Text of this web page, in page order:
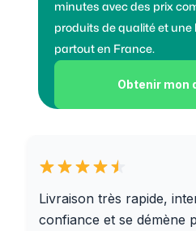
minutes avec des prix
produits de qualité et une
partout en France.
Obtenir mon
Livraison très rapide,
confiance et se démène